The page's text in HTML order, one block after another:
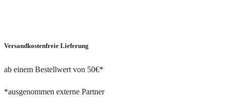
Versandkostenfreie Lieferung
ab einem Bestellwert von 50€*
*ausgenommen externe Partner